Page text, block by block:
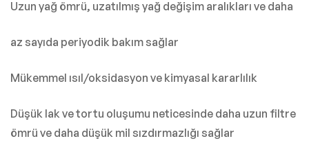
Uzun yağ ömrü, uzatılmış yağ değişim aralıkları ve daha
az sayıda periyodik bakım sağlar
Mükemmel ısıl/oksidasyon ve kimyasal kararlılık
Düşük lak ve tortu oluşumu neticesinde daha uzun filtre
ömrü ve daha düşük mil sızdırmazlığı sağlar